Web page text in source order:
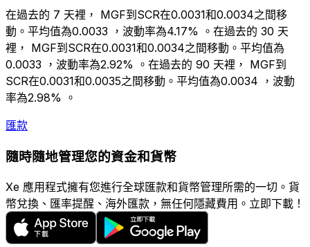
在過去的 7 天裡， MGF到SCR在0.0031和0.0034之間移
動。平均值為0.0033 ，波動率為4.17% 。在過去的 30 天
裡， MGF到SCR在0.0031和0.0034之間移動。平均值為
0.0033 ，波動率為2.92% 。在過去的 90 天裡， MGF到
SCR在0.0031和0.0035之間移動。平均值為0.0034 ，波動
率為2.98% 。
匯款
隨時隨地管理您的資金和貨幣
Xe 應用程式擁有您進行全球匯款和貨幣管理所需的一切。貨
幣兌換、匯率提醒、海外匯款，無任何隱藏費用。立即下載！